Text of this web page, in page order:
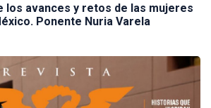
los avances y retos de las mujeres
Ponente Nuria Varela